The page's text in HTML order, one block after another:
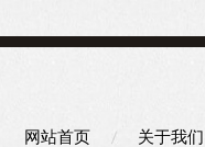
网站首页 关于我们